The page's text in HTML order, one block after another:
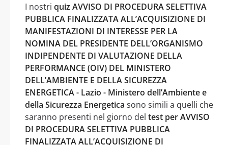
I nostri quiz AVVISO DI PROCEDURA SELETTIVA
PUBBLICA FINALIZZATA ALL’ACQUISIZIONE DI
MANIFESTAZIONI DI INTERESSE PER LA
NOMINA DEL PRESIDENTE DELL’ORGANISMO
INDIPENDENTE DI VALUTAZIONE DELLA
PERFORMANCE (OIV) DEL MINISTERO
DELL’AMBIENTE E DELLA SICUREZZA
ENERGETICA - Lazio - Ministero dell’Ambiente e
della Sicurezza Energetica sono simili a quelli che
saranno presenti nel giorno del test per AVVISO
DI PROCEDURA SELETTIVA PUBBLICA
FINALIZZATA ALL’ACQUISIZIONE DI